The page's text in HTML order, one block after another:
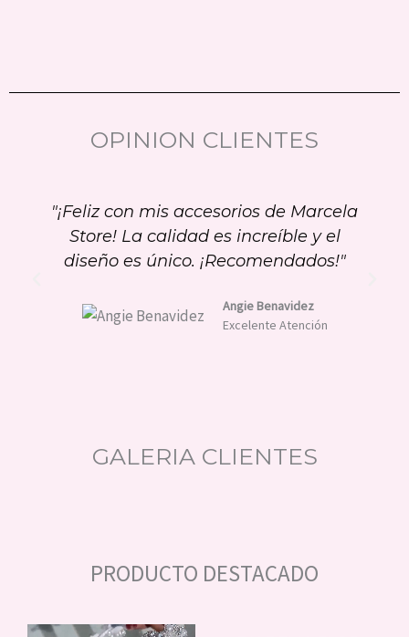
OPINION CLIENTES
"¡Feliz con mis accesorios de Marcela
Store! La calidad es increíble y el
diseño es único. ¡Recomendados!"
Angie Benavidez
Excelente Atención
GALERIA CLIENTES
PRODUCTO DESTACADO